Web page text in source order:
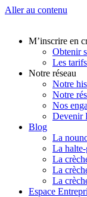
Aller au contenu
M’inscrire en
Obtenir
Les
Notre réseau
Notre
Notre
Nos
Devenir
Blog
La
La halte-
La
La
La
Espace